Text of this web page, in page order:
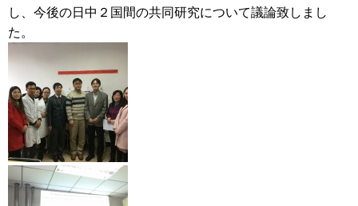
し、今後の日中２国間の共同研究について議論致しまし
た。